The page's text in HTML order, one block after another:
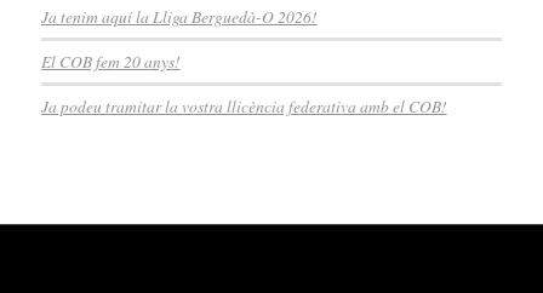
Ja tenim aquí la Lliga Berguedà-O 2026!
El COB fem 20 anys!
Ja podeu tramitar la vostra llicència federativa amb el COB!